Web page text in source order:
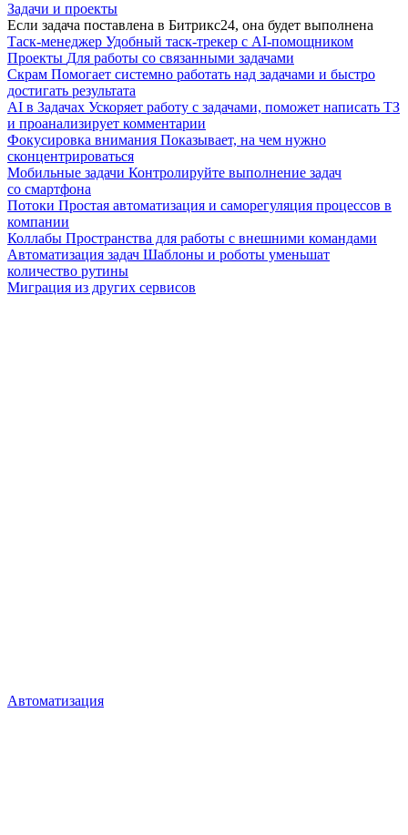
Задачи и проекты
Если задача поставлена в Битрикс24, она будет выполнена
Таск-менеджер Удобный таск-трекер с AI-помощником
Проекты Для работы со связанными задачами
Скрам Помогает системно работать над задачами и быстро
достигать результата
AI в Задачах Ускоряет работу с задачами, поможет написать ТЗ
и проанализирует комментарии
Фокусировка внимания Показывает, на чем нужно
сконцентрироваться
Мобильные задачи Контролируйте выполнение задач
со смартфона
Потоки Простая автоматизация и саморегуляция процессов в
компании
Коллабы Пространства для работы с внешними командами
Автоматизация задач Шаблоны и роботы уменьшат
количество рутины
Миграция из других сервисов
Автоматизация